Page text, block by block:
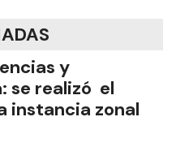
y
se realizó el
instancia zonal